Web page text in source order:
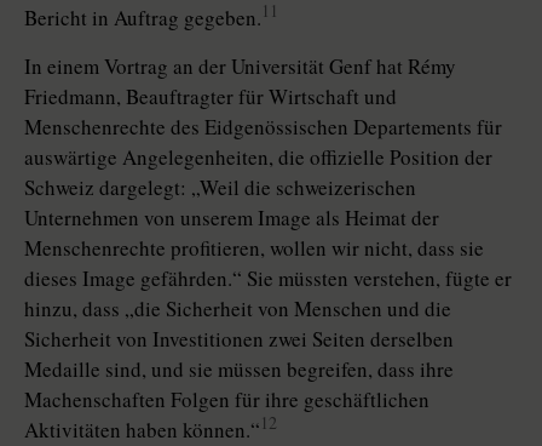
Bericht in Auftrag gegeben. 11
In einem Vortrag an der Universität Genf hat Rémy
Friedmann, Beauftragter für Wirtschaft und
Menschenrechte des Eidgenössischen Departements für
auswärtige Angelegenheiten, die offizielle Position der
Schweiz dargelegt: „Weil die schweizerischen
Unternehmen von unserem Image als Heimat der
Menschenrechte profitieren, wollen wir nicht, dass sie
dieses Image gefährden.“ Sie müssten verstehen, fügte er
hinzu, dass „die Sicherheit von Menschen und die
Sicherheit von Investitionen zwei Seiten derselben
Medaille sind, und sie müssen begreifen, dass ihre
Machenschaften Folgen für ihre geschäftlichen
Aktivitäten haben können.“ 12